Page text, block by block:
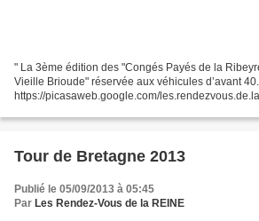
" La 3ème édition des "Congés Payés de la
Vieille Brioude" réservée aux véhicules d’avant 40.
https://picasaweb.google.com/
Tour de Bretagne 2013
Publié le 05/09/2013 à 05:45
Par Les Rendez-Vous de la REINE